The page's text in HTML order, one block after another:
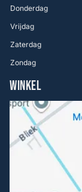
Donderdag
Vrijdag
Zaterdag
Zondag
WINKEL